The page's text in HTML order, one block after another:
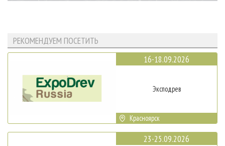
РЕКОМЕНДУЕМ ПОСЕТИТЬ
16-18.09.2026
Эксподрев
Красноярск
23-25.09.2026